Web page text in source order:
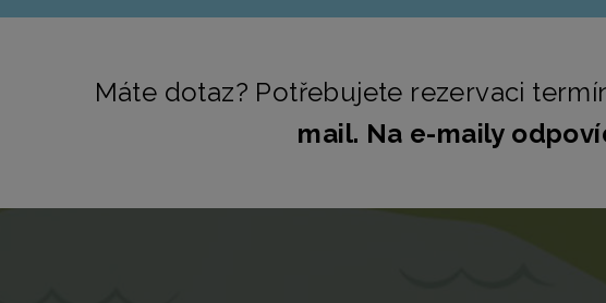
Máte dotaz? Potřebujete rezervaci
mail. Na e-maily